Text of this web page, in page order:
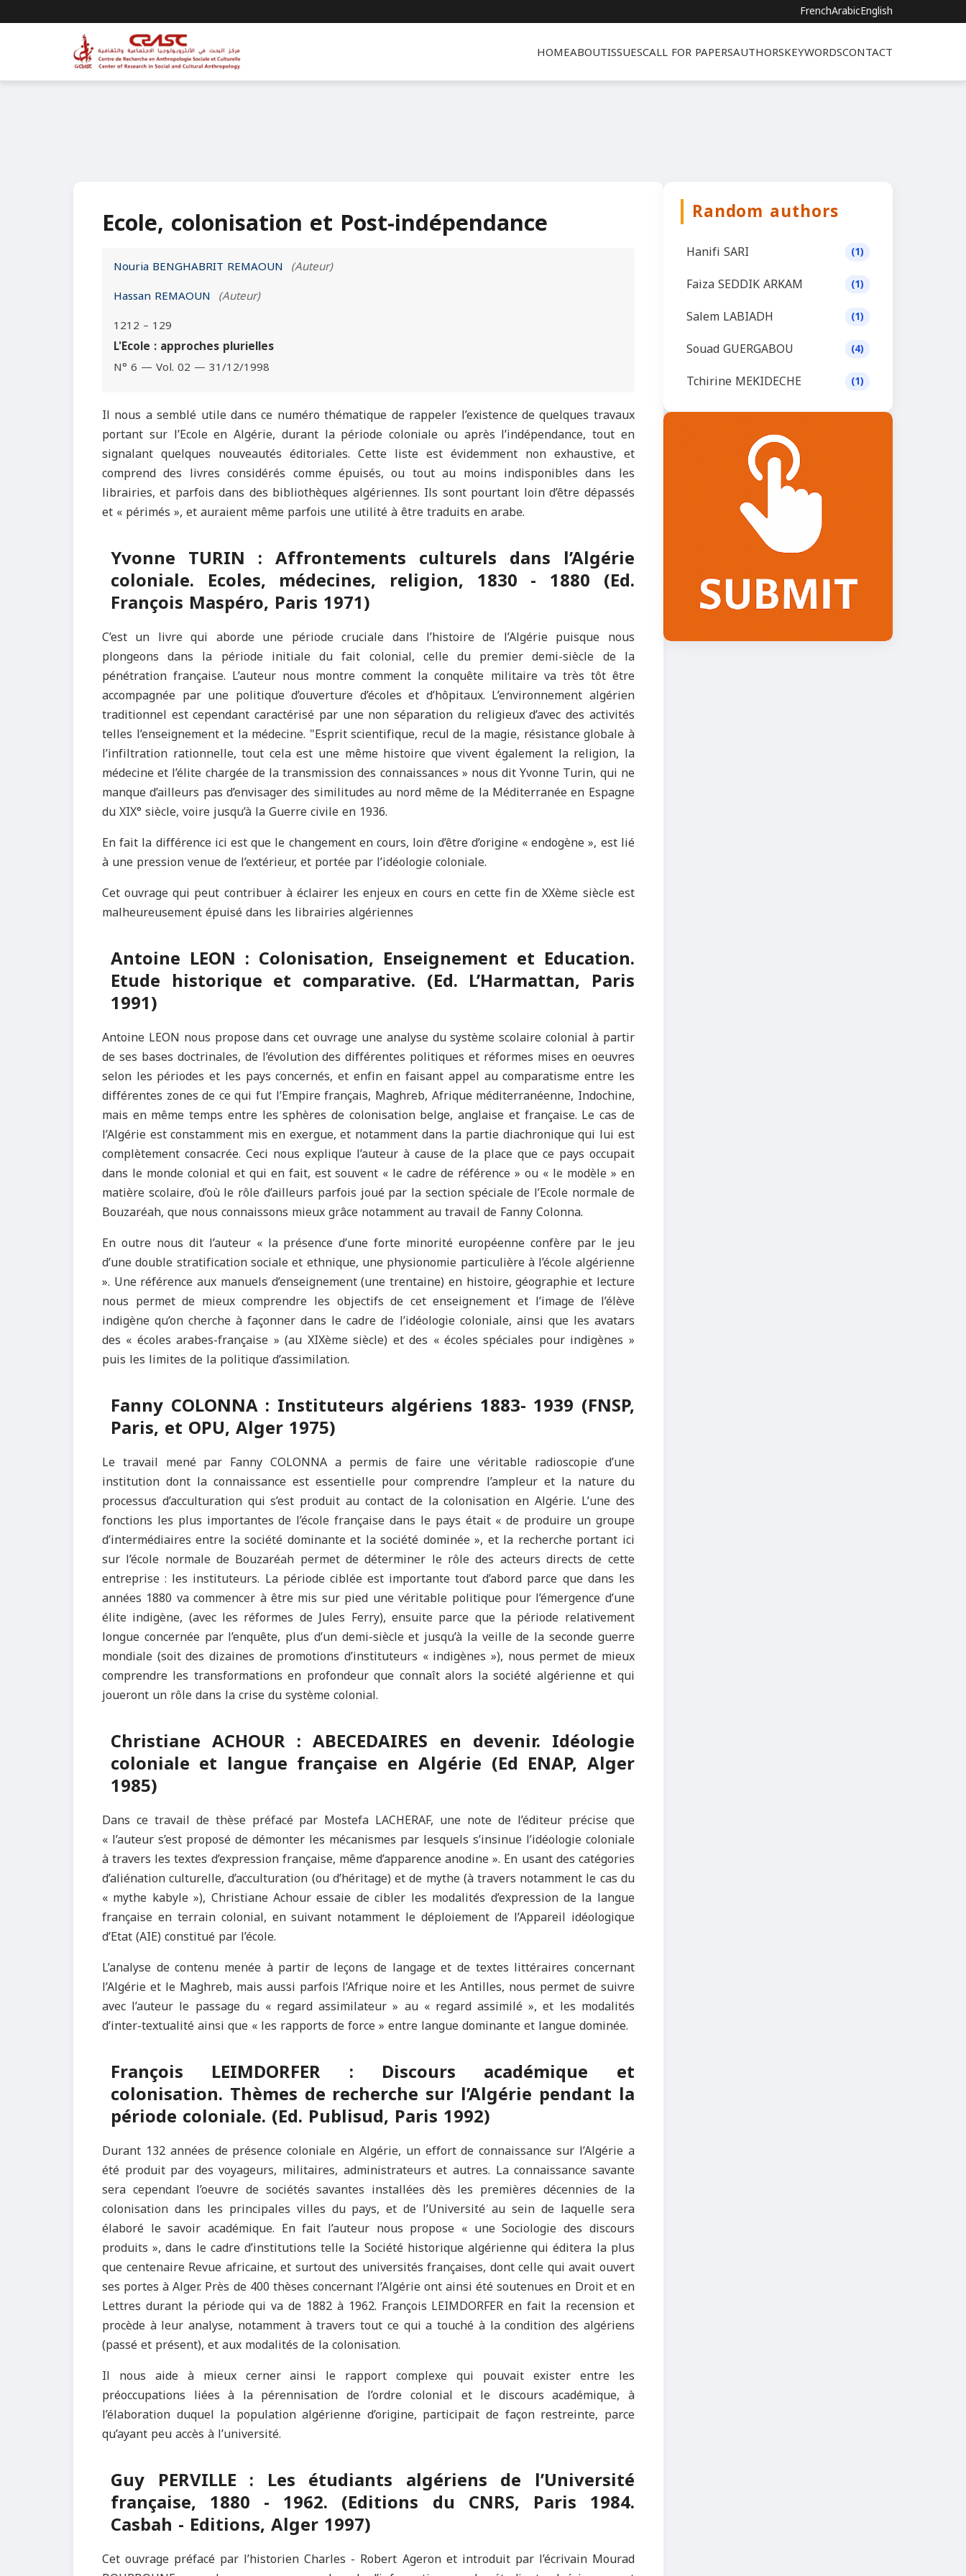
FrenchArabicEnglish
HOMEABOUTISSUESCALL FOR PAPERSAUTHORSKEYWORDSCONTACT
Ecole, colonisation et Post-indépendance
Nouria BENGHABRIT REMAOUN (Auteur)
Hassan REMAOUN (Auteur)
1212 – 129
L'Ecole : approches plurielles
N° 6 — Vol. 02 — 31/12/1998
Il nous a semblé utile dans ce numéro thématique de rappeler l’existence de quelques travaux
portant sur l’Ecole en Algérie, durant la période coloniale ou après l’indépendance, tout en
signalant quelques nouveautés éditoriales. Cette liste est évidemment non exhaustive, et
comprend des livres considérés comme épuisés, ou tout au moins indisponibles dans les
librairies, et parfois dans des bibliothèques algériennes. Ils sont pourtant loin d’être dépassés
et « périmés », et auraient même parfois une utilité à être traduits en arabe.
Yvonne TURIN : Affrontements culturels dans l’Algérie
coloniale. Ecoles, médecines, religion, 1830 - 1880 (Ed.
François Maspéro, Paris 1971)
C’est un livre qui aborde une période cruciale dans l’histoire de l’Algérie puisque nous
plongeons dans la période initiale du fait colonial, celle du premier demi-siècle de la
pénétration française. L’auteur nous montre comment la conquête militaire va très tôt être
accompagnée par une politique d’ouverture d’écoles et d’hôpitaux. L’environnement algérien
traditionnel est cependant caractérisé par une non séparation du religieux d’avec des activités
telles l’enseignement et la médecine. "Esprit scientifique, recul de la magie, résistance globale à
l’infiltration rationnelle, tout cela est une même histoire que vivent également la religion, la
médecine et l’élite chargée de la transmission des connaissances » nous dit Yvonne Turin, qui ne
manque d’ailleurs pas d’envisager des similitudes au nord même de la Méditerranée en Espagne
du XIX° siècle, voire jusqu’à la Guerre civile en 1936.
En fait la différence ici est que le changement en cours, loin d’être d’origine « endogène », est lié
à une pression venue de l’extérieur, et portée par l’idéologie coloniale.
Cet ouvrage qui peut contribuer à éclairer les enjeux en cours en cette fin de XXème siècle est
malheureusement épuisé dans les librairies algériennes
Antoine LEON : Colonisation, Enseignement et Education.
Etude historique et comparative. (Ed. L’Harmattan, Paris
1991)
Antoine LEON nous propose dans cet ouvrage une analyse du système scolaire colonial à partir
de ses bases doctrinales, de l’évolution des différentes politiques et réformes mises en oeuvres
selon les périodes et les pays concernés, et enfin en faisant appel au comparatisme entre les
différentes zones de ce qui fut l’Empire français, Maghreb, Afrique méditerranéenne, Indochine,
mais en même temps entre les sphères de colonisation belge, anglaise et française. Le cas de
l’Algérie est constamment mis en exergue, et notamment dans la partie diachronique qui lui est
complètement consacrée. Ceci nous explique l’auteur à cause de la place que ce pays occupait
dans le monde colonial et qui en fait, est souvent « le cadre de référence » ou « le modèle » en
matière scolaire, d’où le rôle d’ailleurs parfois joué par la section spéciale de l’Ecole normale de
Bouzaréah, que nous connaissons mieux grâce notamment au travail de Fanny Colonna.
En outre nous dit l’auteur « la présence d’une forte minorité européenne confère par le jeu
d’une double stratification sociale et ethnique, une physionomie particulière à l’école algérienne
». Une référence aux manuels d’enseignement (une trentaine) en histoire, géographie et lecture
nous permet de mieux comprendre les objectifs de cet enseignement et l’image de l’élève
indigène qu’on cherche à façonner dans le cadre de l’idéologie coloniale, ainsi que les avatars
des « écoles arabes-française » (au XIXème siècle) et des « écoles spéciales pour indigènes »
puis les limites de la politique d’assimilation.
Fanny COLONNA : Instituteurs algériens 1883- 1939 (FNSP,
Paris, et OPU, Alger 1975)
Le travail mené par Fanny COLONNA a permis de faire une véritable radioscopie d’une
institution dont la connaissance est essentielle pour comprendre l’ampleur et la nature du
processus d’acculturation qui s’est produit au contact de la colonisation en Algérie. L’une des
fonctions les plus importantes de l’école française dans le pays était « de produire un groupe
d’intermédiaires entre la société dominante et la société dominée », et la recherche portant ici
sur l’école normale de Bouzaréah permet de déterminer le rôle des acteurs directs de cette
entreprise : les instituteurs. La période ciblée est importante tout d’abord parce que dans les
années 1880 va commencer à être mis sur pied une véritable politique pour l’émergence d’une
élite indigène, (avec les réformes de Jules Ferry), ensuite parce que la période relativement
longue concernée par l’enquête, plus d’un demi-siècle et jusqu’à la veille de la seconde guerre
mondiale (soit des dizaines de promotions d’instituteurs « indigènes »), nous permet de mieux
comprendre les transformations en profondeur que connaît alors la société algérienne et qui
joueront un rôle dans la crise du système colonial.
Christiane ACHOUR : ABECEDAIRES en devenir. Idéologie
coloniale et langue française en Algérie (Ed ENAP, Alger
1985)
Dans ce travail de thèse préfacé par Mostefa LACHERAF, une note de l’éditeur précise que
« l’auteur s’est proposé de démonter les mécanismes par lesquels s’insinue l’idéologie coloniale
à travers les textes d’expression française, même d’apparence anodine ». En usant des catégories
d’aliénation culturelle, d’acculturation (ou d’héritage) et de mythe (à travers notamment le cas du
« mythe kabyle »), Christiane Achour essaie de cibler les modalités d’expression de la langue
française en terrain colonial, en suivant notamment le déploiement de l’Appareil idéologique
d’Etat (AIE) constitué par l’école.
L’analyse de contenu menée à partir de leçons de langage et de textes littéraires concernant
l’Algérie et le Maghreb, mais aussi parfois l’Afrique noire et les Antilles, nous permet de suivre
avec l’auteur le passage du « regard assimilateur » au « regard assimilé », et les modalités
d’inter-textualité ainsi que « les rapports de force » entre langue dominante et langue dominée.
François LEIMDORFER : Discours académique et
colonisation. Thèmes de recherche sur l’Algérie pendant la
période coloniale. (Ed. Publisud, Paris 1992)
Durant 132 années de présence coloniale en Algérie, un effort de connaissance sur l’Algérie a
été produit par des voyageurs, militaires, administrateurs et autres. La connaissance savante
sera cependant l’oeuvre de sociétés savantes installées dès les premières décennies de la
colonisation dans les principales villes du pays, et de l’Université au sein de laquelle sera
élaboré le savoir académique. En fait l’auteur nous propose « une Sociologie des discours
produits », dans le cadre d’institutions telle la Société historique algérienne qui éditera la plus
que centenaire Revue africaine, et surtout des universités françaises, dont celle qui avait ouvert
ses portes à Alger. Près de 400 thèses concernant l’Algérie ont ainsi été soutenues en Droit et en
Lettres durant la période qui va de 1882 à 1962. François LEIMDORFER en fait la recension et
procède à leur analyse, notamment à travers tout ce qui a touché à la condition des algériens
(passé et présent), et aux modalités de la colonisation.
Il nous aide à mieux cerner ainsi le rapport complexe qui pouvait exister entre les
préoccupations liées à la pérennisation de l’ordre colonial et le discours académique, à
l’élaboration duquel la population algérienne d’origine, participait de façon restreinte, parce
qu’ayant peu accès à l’université.
Guy PERVILLE : Les étudiants algériens de l’Université
française, 1880 - 1962. (Editions du CNRS, Paris 1984.
Casbah - Editions, Alger 1997)
Cet ouvrage préfacé par l’historien Charles - Robert Ageron et introduit par l’écrivain Mourad
Random authors
Hanifi SARI (1)
Faiza SEDDIK ARKAM (1)
Salem LABIADH (1)
Souad GUERGABOU (4)
Tchirine MEKIDECHE (1)